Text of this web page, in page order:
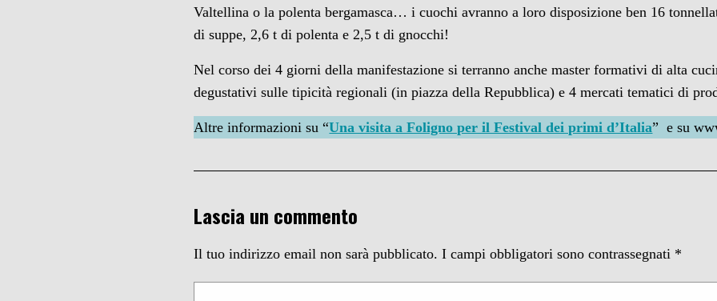
Valtellina o la polenta bergamasca… i cuochi avranno a loro disposizione ben 16
di suppe, 2,6 t di polenta e 2,5 t di gnocchi!
Nel corso dei 4 giorni della manifestazione si terranno anche master formativi di alta
degustativi sulle tipicità regionali (in piazza della Repubblica) e 4 mercati tematici di
Altre informazioni su “Una visita a Foligno per il Festival dei primi d’Italia” e su
Lascia un commento
Il tuo indirizzo email non sarà pubblicato. I campi obbligatori sono contrassegnati *